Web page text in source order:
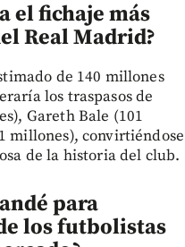
el fichaje más
Real Madrid?
de 140 millones
los traspasos de
Gareth Bale (101
millones), convirtiéndose
de la historia del club.
para
los futbolistas